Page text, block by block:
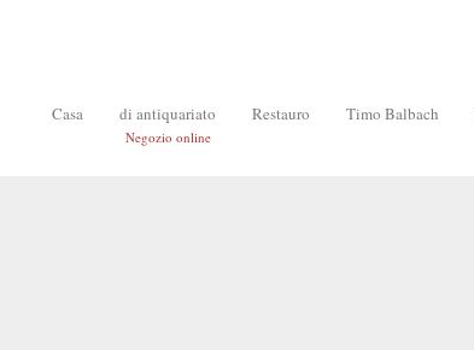
Casa di antiquariato
Negozio online
Restauro Timo Balbach